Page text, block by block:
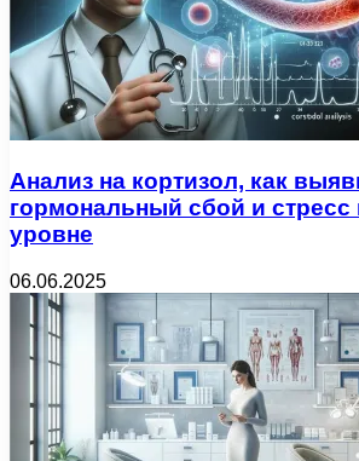
Анализ на кортизол, как
гормональный сбой и стресс
уровне
06.06.2025